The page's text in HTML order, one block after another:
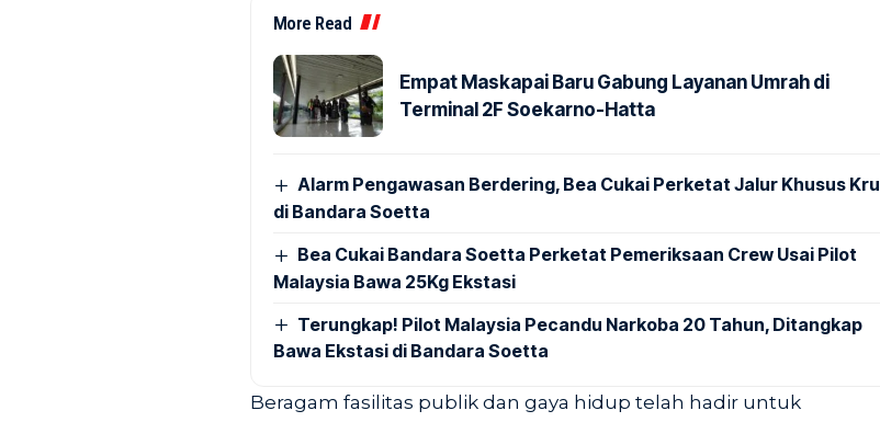
More Read
Empat Maskapai Baru Gabung Layanan Umrah di
Terminal 2F Soekarno-Hatta
Alarm Pengawasan Berdering, Bea Cukai Perketat Jalur Khusus Kru
di Bandara Soetta
Bea Cukai Bandara Soetta Perketat Pemeriksaan Crew Usai Pilot
Malaysia Bawa 25Kg Ekstasi
Terungkap! Pilot Malaysia Pecandu Narkoba 20 Tahun, Ditangkap
Bawa Ekstasi di Bandara Soetta
Beragam fasilitas publik dan gaya hidup telah hadir untuk